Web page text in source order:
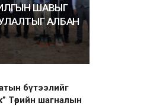
ШАВЫГ
АЛБАН
бүтээлийг
Төрийн шагналын